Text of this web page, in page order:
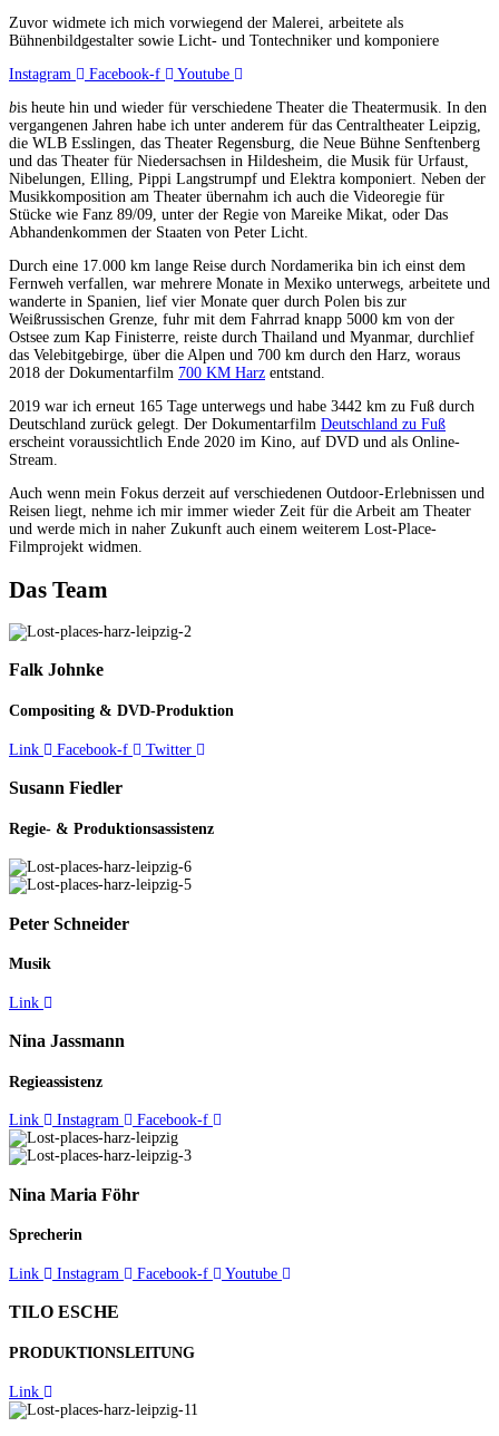
Zuvor widmete ich mich vorwiegend der Malerei, arbeitete als
Bühnenbildgestalter sowie Licht- und Tontechniker und komponiere
Instagram
Facebook-f
Youtube
bis heute hin und wieder für verschiedene Theater die Theatermusik. In den
vergangenen Jahren habe ich unter anderem für das Centraltheater Leipzig,
die WLB Esslingen, das Theater Regensburg, die Neue Bühne Senftenberg
und das Theater für Niedersachsen in Hildesheim, die Musik für Urfaust,
Nibelungen, Elling, Pippi Langstrumpf und Elektra komponiert. Neben der
Musikkomposition am Theater übernahm ich auch die Videoregie für
Stücke wie Fanz 89/09, unter der Regie von Mareike Mikat, oder Das
Abhandenkommen der Staaten von Peter Licht.
Durch eine 17.000 km lange Reise durch Nordamerika bin ich einst dem
Fernweh verfallen, war mehrere Monate in Mexiko unterwegs, arbeitete und
wanderte in Spanien, lief vier Monate quer durch Polen bis zur
Weißrussischen Grenze, fuhr mit dem Fahrrad knapp 5000 km von der
Ostsee zum Kap Finisterre, reiste durch Thailand und Myanmar, durchlief
das Velebitgebirge, über die Alpen und 700 km durch den Harz, woraus
2018 der Dokumentarfilm 700 KM Harz entstand.
2019 war ich erneut 165 Tage unterwegs und habe 3442 km zu Fuß durch
Deutschland zurück gelegt. Der Dokumentarfilm Deutschland zu Fuß
erscheint voraussichtlich Ende 2020 im Kino, auf DVD und als Online-
Stream.
Auch wenn mein Fokus derzeit auf verschiedenen Outdoor-Erlebnissen und
Reisen liegt, nehme ich mir immer wieder Zeit für die Arbeit am Theater
und werde mich in naher Zukunft auch einem weiterem Lost-Place-
Filmprojekt widmen.
Das Team
Falk Johnke
Compositing & DVD-Produktion
Link Facebook-f Twitter
Susann Fiedler
Regie- & Produktions­assistenz
Peter Schneider
Musik
Link
Nina Jassmann
Regieassistenz
Link Instagram Facebook-f
Nina Maria Föhr
Sprecherin
Link Instagram Facebook-f Youtube
TILO ESCHE
PRODUKTIONSLEITUNG
Link